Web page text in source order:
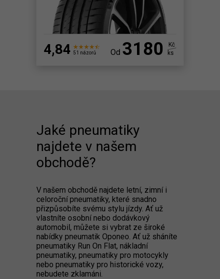
4,84 51 názorů Od 3180
Kč
ks
Jaké pneumatiky
najdete v našem
obchodě?
V našem obchodě najdete letní, zimní i
celoroční pneumatiky, které snadno
přizpůsobíte svému stylu jízdy. Ať už
vlastníte osobní nebo dodávkový
automobil, můžete si vybrat ze široké
nabídky pneumatik Oponeo. Ať už sháníte
pneumatiky Run On Flat, nákladní
pneumatiky, pneumatiky pro motocykly
nebo pneumatiky pro historické vozy,
nebudete zklamáni.